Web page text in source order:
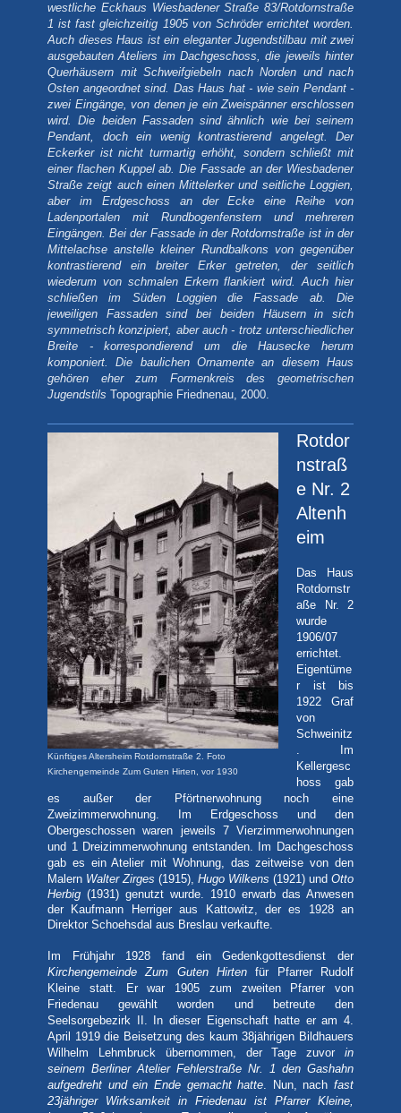
westliche Eckhaus Wiesbadener Straße 83/Rotdornstraße
1 ist fast gleichzeitig 1905 von Schröder errichtet worden.
Auch dieses Haus ist ein eleganter Jugendstilbau mit zwei
ausgebauten Ateliers im Dachgeschoss, die jeweils hinter
Querhäusern mit Schweifgiebeln nach Norden und nach
Osten angeordnet sind. Das Haus hat - wie sein Pendant -
zwei Eingänge, von denen je ein Zweispänner erschlossen
wird. Die beiden Fassaden sind ähnlich wie bei seinem
Pendant, doch ein wenig kontrastierend angelegt. Der
Eckerker ist nicht turmartig erhöht, sondern schließt mit
einer flachen Kuppel ab. Die Fassade an der Wiesbadener
Straße zeigt auch einen Mittelerker und seitliche Loggien,
aber im Erdgeschoss an der Ecke eine Reihe von
Ladenportalen mit Rundbogenfenstern und mehreren
Eingängen. Bei der Fassade in der Rotdornstraße ist in der
Mittelachse anstelle kleiner Rundbalkons von gegenüber
kontrastierend ein breiter Erker getreten, der seitlich
wiederum von schmalen Erkern flankiert wird. Auch hier
schließen im Süden Loggien die Fassade ab. Die
jeweiligen Fassaden sind bei beiden Häusern in sich
symmetrisch konzipiert, aber auch - trotz unterschiedlicher
Breite - korrespondierend um die Hausecke herum
komponiert. Die baulichen Ornamente an diesem Haus
gehören eher zum Formenkreis des geometrischen
Jugendstils Topographie Friednenau, 2000.
Künftiges Altersheim Rotdornstraße 2. Foto
Kirchengemeinde Zum Guten Hirten, vor 1930
Rotdor
nstraß
e Nr. 2
Altenh
eim
Das Haus
Rotdornstr
aße Nr. 2
wurde
1906/07
errichtet.
Eigentüme
r ist bis
1922 Graf
von
Schweinitz
. Im
Kellergesc
hoss gab
es außer der Pförtnerwohnung noch eine
Zweizimmerwohnung. Im Erdgeschoss und den
Obergeschossen waren jeweils 7 Vierzimmerwohnungen
und 1 Dreizimmerwohnung entstanden. Im Dachgeschoss
gab es ein Atelier mit Wohnung, das zeitweise von den
Malern Walter Zirges (1915), Hugo Wilkens (1921) und Otto
Herbig (1931) genutzt wurde. 1910 erwarb das Anwesen
der Kaufmann Herriger aus Kattowitz, der es 1928 an
Direktor Schoehsdal aus Breslau verkaufte.
Im Frühjahr 1928 fand ein Gedenkgottesdienst der
Kirchengemeinde Zum Guten Hirten
für Pfarrer Rudolf
Kleine statt. Er war 1905 zum zweiten Pfarrer von
Friedenau gewählt worden und betreute den
Seelsorgebezirk II. In dieser Eigenschaft hatte er am 4.
April 1919 die Beisetzung des kaum 38jährigen Bildhauers
Wilhelm Lehmbruck übernommen, der Tage zuvor
in
seinem Berliner Atelier Fehlerstraße Nr. 1 den Gashahn
aufgedreht und ein Ende gemacht hatte. Nun, nach fast
23jähriger Wirksamkeit in Friedenau ist Pfarrer Kleine,